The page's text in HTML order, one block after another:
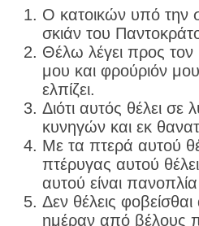
Ο κατοικών υπό την
σκιάν του
Θέλω λέγει προς τον
μου και φρούριόν
ελπίζει.
Διότι αυτός θέλει σε
κυνηγών και εκ
Με τα πτερά αυτού
πτέρυγας αυτού
αυτού είναι
Δεν θέλεις
ημέραν από βέλους